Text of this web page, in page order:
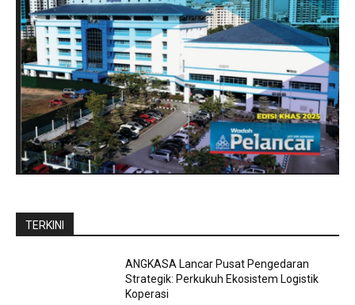
TERKINI
ANGKASA Lancar Pusat Pengedaran
Strategik: Perkukuh Ekosistem Logistik
Koperasi